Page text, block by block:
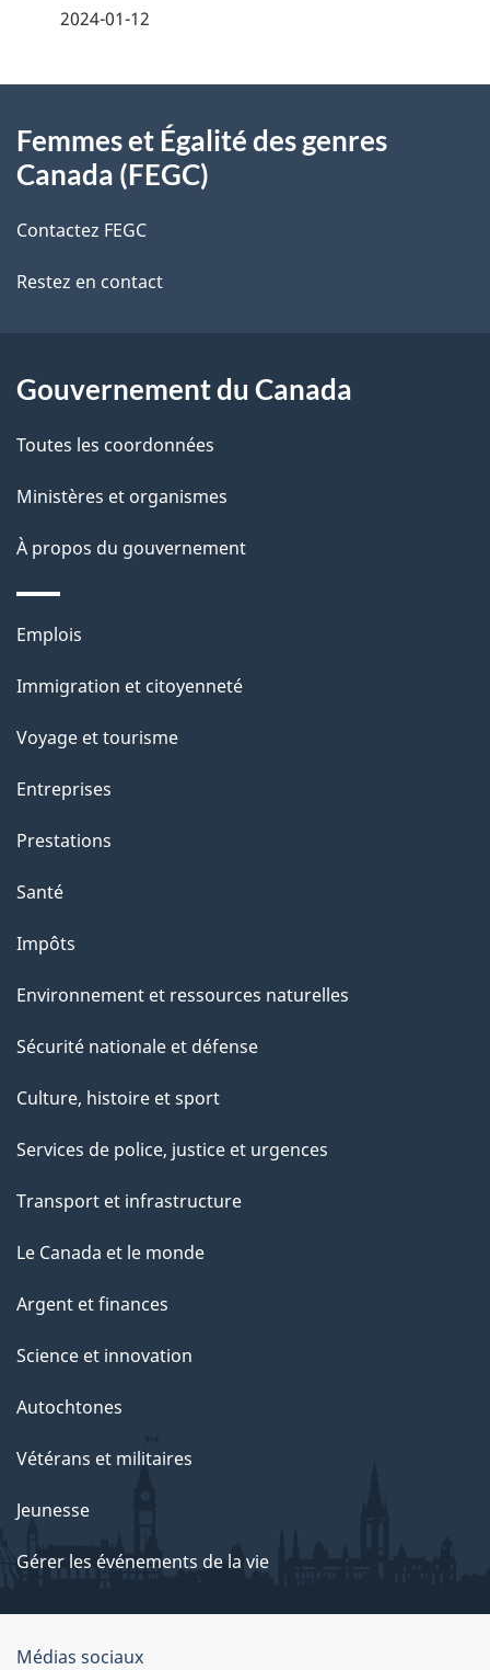
i
s
d
l
a
p
a
g
e
2024-01-12
propos
ce
site
Femmes et Égalité des genres
Canada (FEGC)
Contactez FEGC
Restez en contact
Gouvernement du Canada
Toutes les coordonnées
Ministères et organismes
À propos du gouvernement
Thèmes
sujets
Emplois
Immigration et citoyenneté
Voyage et tourisme
Entreprises
Prestations
Santé
Impôts
Environnement et ressources naturelles
Sécurité nationale et défense
Culture, histoire et sport
Services de police, justice et urgences
Transport et infrastructure
Le Canada et le monde
Argent et finances
Science et innovation
Autochtones
Vétérans et militaires
Jeunesse
Gérer les événements de la vie
Organisation
Médias sociaux